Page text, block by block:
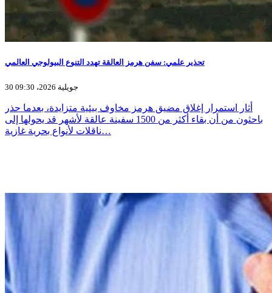
تحذير علمي: سفن هرمز العالقة تهدد التنوع البيولوجي العالمي
30 جويلية 2026، 09:30
أثار استمرار إغلاق مضيق هرمز مخاوف بيئية متزايدة، بعدما حذر
باحثون من أن بقاء أكثر من 1500 سفينة عالقة لأشهر قد يحولها إلى
ناقلات لأنواع بحرية غازية…